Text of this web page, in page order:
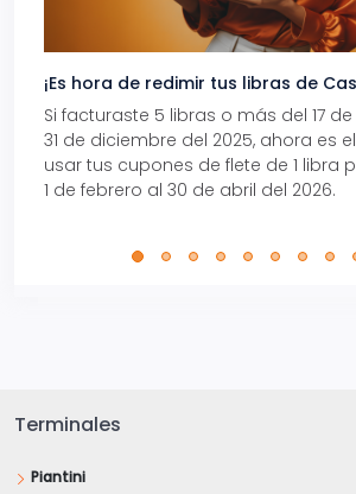
¡Es hora de redimir tus libras de
Si facturaste 5 libras o más del 17
31 de diciembre del 2025, ahora es
usar tus cupones de flete de 1 libra
1 de febrero al 30 de abril del 2026.
Terminales
Piantini